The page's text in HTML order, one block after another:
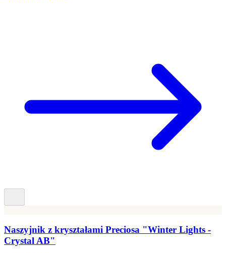
Naszyjnik z kryształami Preciosa "Winter Lights -
Crystal AB"